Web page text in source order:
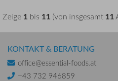
Zeige 1 bis 11 (von insgesamt 11
KONTAKT & BERATUNG
office@essential-foods.at
+43 732 946859